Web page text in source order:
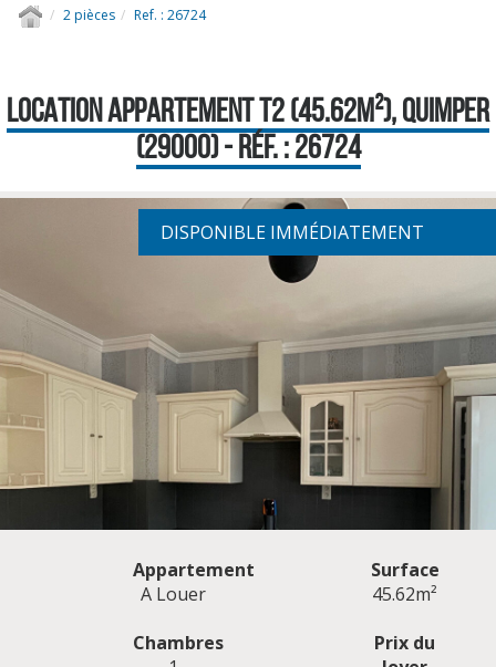
2 pièces Ref. : 26724
LOCATION APPARTEMENT T2 (45.62M²), QUIMPER
(29000) - RÉF. : 26724
DISPONIBLE IMMÉDIATEMENT
Appartement
A Louer
Surface
45.62m²
Chambres
Prix du